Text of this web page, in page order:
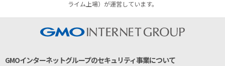
ライム上場）が運営しています。
GMOインターネットグループのセキュリティ事業について